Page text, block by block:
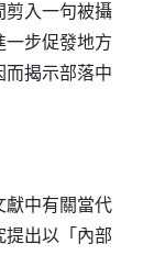
剪入一句被攝
一步促發地方
而揭示部落中
中有關當代
提出以「內部